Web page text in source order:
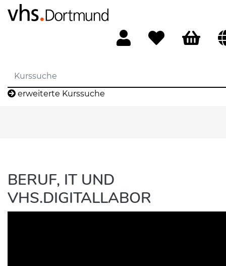
erweiterte Kurssuche
BERUF, IT UND
VHS.DIGITALLABOR